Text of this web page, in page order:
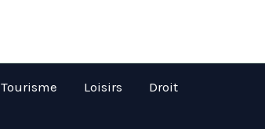
Tourisme Loisirs Droit